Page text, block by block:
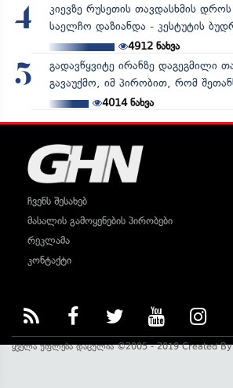
4
კიევზე რუსეთის თავდასხმის
საელჩო დაზიანდა - კესტუტის
4912ნახვა
5
გადავწყვიტე ირანზე დაგეგმილი
გავაუქმო, იმ პირობით, რომ
4014ნახვა
ჩვენს შესახებ
მასალის გამოყენების პირობები
რეკლამა
კონტაქტი
ყველა უფლება დაცულია ©2005 - 2019 Created